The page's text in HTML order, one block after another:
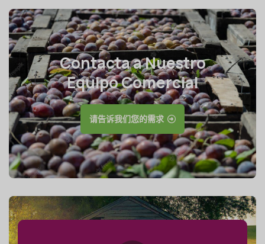
Contacta a Nuestro
Equipo Comercial
请告诉我们您的需求